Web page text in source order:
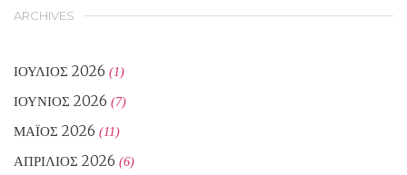
ARCHIVES
ΙΟΎΛΙΟΣ 2026 (1)
ΙΟΎΝΙΟΣ 2026 (7)
ΜΆΙΟΣ 2026 (11)
ΑΠΡΊΛΙΟΣ 2026 (6)